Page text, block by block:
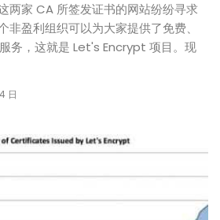
两家 CA 所签发证书的网站纷纷寻求
非盈利组织可以为大家提供了免费、
务，这就是 Let's Encrypt 项目。现
日